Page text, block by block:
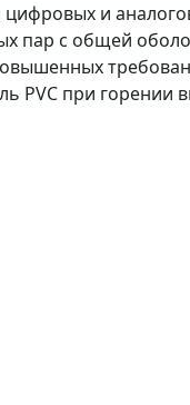
и
пар с общей
PVC при